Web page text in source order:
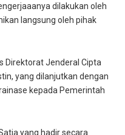
dilakukan oleh
langsung oleh pihak
Direktorat Jenderal Cipta
yang dilanjutkan dengan
kepada Pemerintah
yang hadir secara